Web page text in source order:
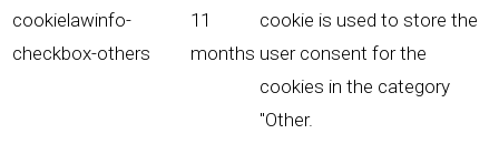
cookielawinfo-
checkbox-others
11
months
cookie is used to store the
user consent for the
cookies in the category
"Other.